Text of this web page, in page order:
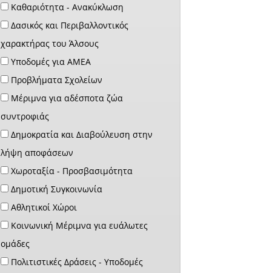
Καθαριότητα - Ανακύκλωση
Δασικός και Περιβαλλοντικός
χαρακτήρας του Άλσους
Υποδομές για ΑΜΕΑ
Προβλήματα Σχολείων
Μέριμνα για αδέσποτα ζώα
συντροφιάς
Δημοκρατία και Διαβούλευση στην
λήψη αποφάσεων
Χωροταξία - Προσβασιμότητα
Δημοτική Συγκοινωνία
Αθλητικοί Χώροι
Κοινωνική Μέριμνα για ευάλωτες
ομάδες
Πολιτιστικές Δράσεις - Υποδομές